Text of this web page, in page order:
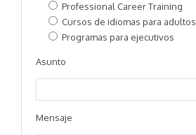
Professional Career Training
Cursos de idiomas para adultos
Programas para ejecutivos
Asunto
Mensaje